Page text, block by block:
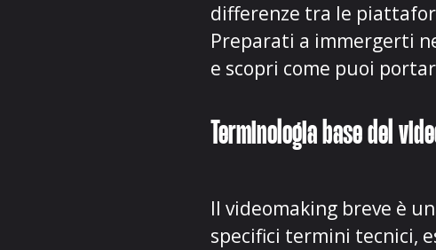
differenze tra le
Preparati a immergerti
e scopri come puoi
Terminologia base del
Il videomaking breve è
specifici termini tecnici,